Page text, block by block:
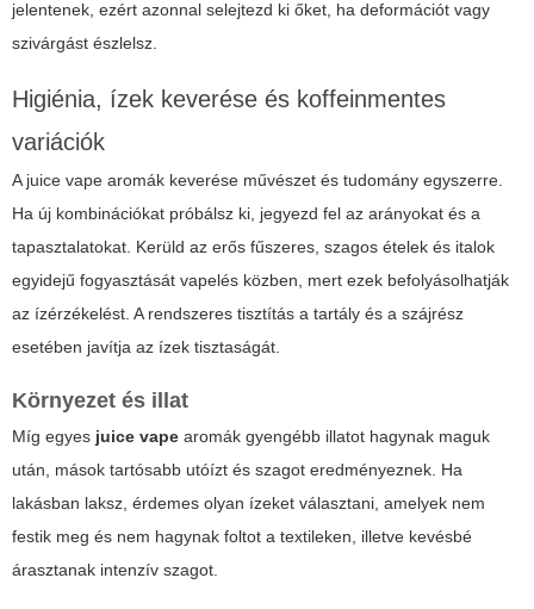
jelentenek, ezért azonnal selejtezd ki őket, ha deformációt vagy
szivárgást észlelsz.
Higiénia, ízek keverése és koffeinmentes
variációk
Ajuice vape aromák keverése művészet és tudomány egyszerre.
Ha új kombinációkat próbálsz ki, jegyezd fel az arányokat és a
tapasztalatokat. Kerüld az erős fűszeres, szagos ételek és italok
egyidejű fogyasztását vapelés közben, mert ezek befolyásolhatják
az ízérzékelést. A rendszeres tisztítás a tartály és a szájrész
esetében javítja az ízek tisztaságát.
Környezet és illat
Míg egyes juice vape aromák gyengébb illatot hagynak maguk
után, mások tartósabb utóízt és szagot eredményeznek. Ha
lakásban laksz, érdemes olyan ízeket választani, amelyek nem
festik meg és nem hagynak foltot a textileken, illetve kevésbé
árasztanak intenzív szagot.